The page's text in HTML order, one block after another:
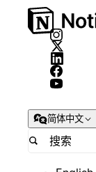
简体中文